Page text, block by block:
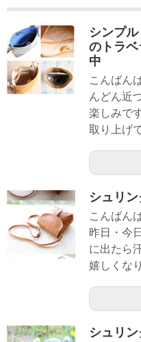
シンプ
のトラ
中
こんばん
んどん近
楽しみで
取り上げ
シュリ
こんばん
昨日・今
に出たら
嬉しくな
シュリ